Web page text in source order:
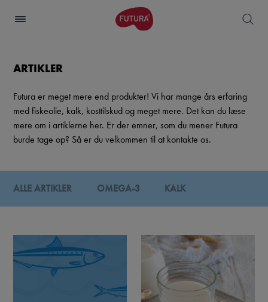
ARTIKLER
Futura er meget mere end produkter! Vi har mange års erfaring
med fiskeolie, kalk, kosttilskud og meget mere. Det kan du læse
mere om i artiklerne her. Er der emner, som du mener Futura
burde tage op? Så er du velkommen til at kontakte os.
ALLE ARTIKLER OMEGA-3 KALK